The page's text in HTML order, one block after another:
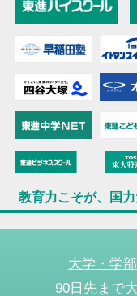
教育力こそが、国力
大学・学
90日先まで